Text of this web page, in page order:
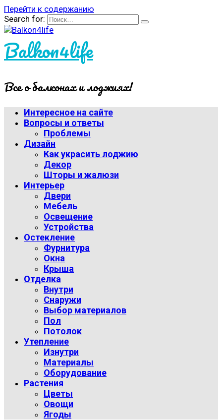
Перейти к содержанию
Search for:
Balkon4life
Все о балконах и лоджиях!
Интересное на сайте
Вопросы и ответы
Проблемы
Дизайн
Как украсить лоджию
Декор
Шторы и жалюзи
Интерьер
Двери
Мебель
Освещение
Устройства
Остекление
Фурнитура
Окна
Крыша
Отделка
Внутри
Снаружи
Выбор материалов
Пол
Потолок
Утепление
Изнутри
Материалы
Оборудование
Растения
Цветы
Овощи
Ягоды